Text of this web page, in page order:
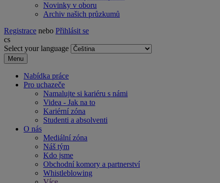
Novinky v oboru
Archiv našich průzkumů
Registrace nebo Přihlásit se
cs
Select your language
Menu
Nabídka práce
Pro uchazeče
Namalujte si kariéru s námi
Videa - Jak na to
Kariérní zóna
Studenti a absolventi
O nás
Mediální zóna
Náš tým
Kdo jsme
Obchodní komory a partnerství
Whistleblowing